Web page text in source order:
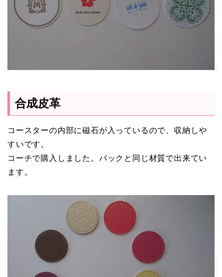
合成皮革
コースターの内部に磁石が入っているので、収納しや
すいです。
コーチで購入しました。バックと同じ材質で出来てい
ます。